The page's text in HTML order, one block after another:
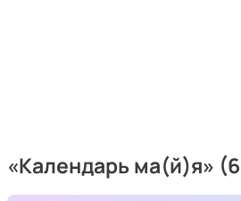
«Календарь ма(й)я»